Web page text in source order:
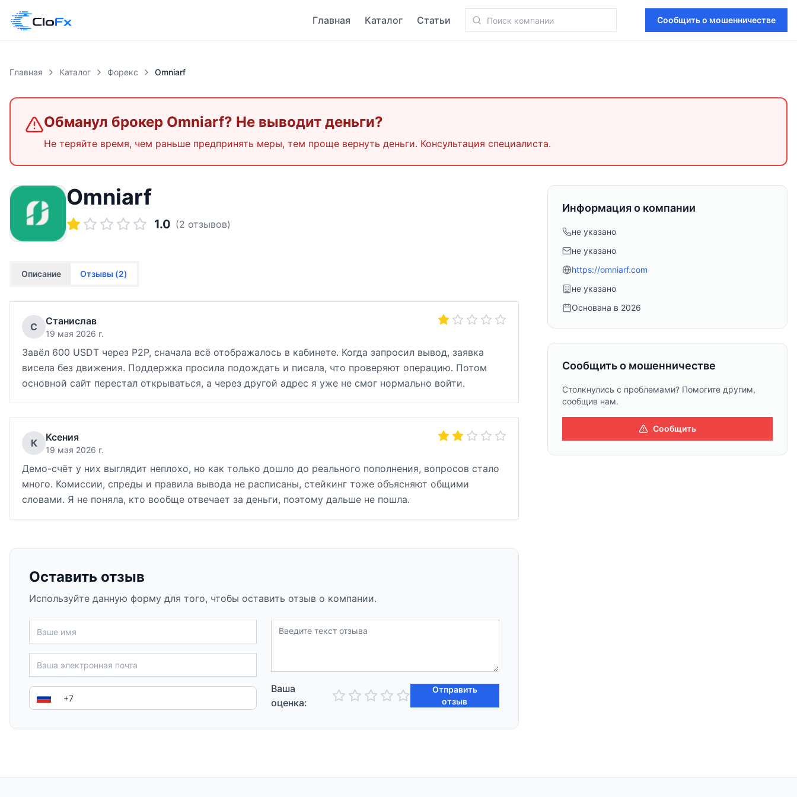
Главная Каталог Статьи Сообщить о мошенничестве
Главная Каталог Форекс Omniarf
Обманул брокер Omniarf? Не выводит деньги?
Не теряйте время, чем раньше предпринять меры, тем проще вернуть деньги. Консультация специалиста.
Omniarf
1.0 (2 отзывов)
Описание Отзывы (2)
С Станислав
19 мая 2026 г.
Завёл 600 USDT через P2P, сначала всё отображалось в кабинете. Когда запросил вывод, заявка
висела без движения. Поддержка просила подождать и писала, что проверяют операцию. Потом
основной сайт перестал открываться, а через другой адрес я уже не смог нормально войти.
К Ксения
19 мая 2026 г.
Демо-счёт у них выглядит неплохо, но как только дошло до реального пополнения, вопросов стало
много. Комиссии, спреды и правила вывода не расписаны, стейкинг тоже объясняют общими
словами. Я не поняла, кто вообще отвечает за деньги, поэтому дальше не пошла.
Оставить отзыв
Используйте данную форму для того, чтобы оставить отзыв о компании.
Ваша
оценка:
Отправить
отзыв
Информация о компании
не указано
не указано
https://omniarf.com
не указано
Основана в 2026
Сообщить о мошенничестве
Столкнулись с проблемами? Помогите другим,
сообщив нам.
Сообщить